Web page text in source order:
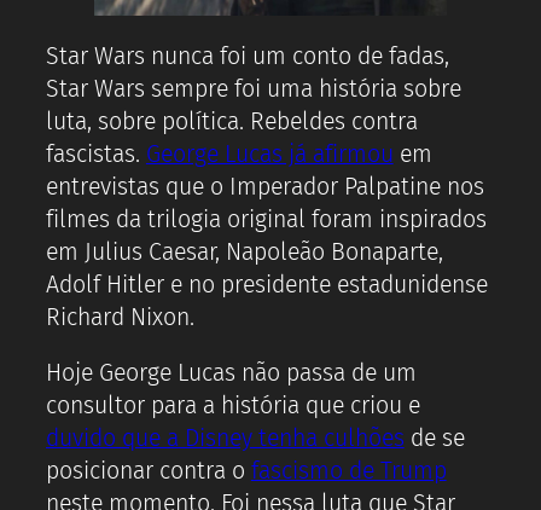
Star Wars nunca foi um conto de fadas,
Star Wars sempre foi uma história sobre
luta, sobre política. Rebeldes contra
fascistas. George Lucas já afirmou em
entrevistas que o Imperador Palpatine nos
filmes da trilogia original foram inspirados
em Julius Caesar, Napoleão Bonaparte,
Adolf Hitler e no presidente estadunidense
Richard Nixon.
Hoje George Lucas não passa de um
consultor para a história que criou e
duvido que a Disney tenha culhões de se
posicionar contra o fascismo de Trump
neste momento. Foi nessa luta que Star